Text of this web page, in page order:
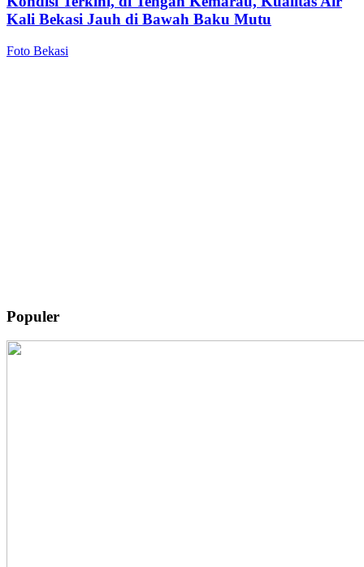
Kali Bekasi Jauh di Bawah Baku Mutu
Foto Bekasi
Populer